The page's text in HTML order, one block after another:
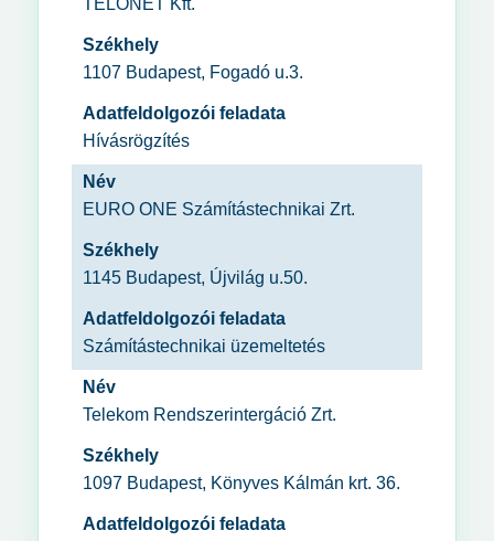
TELONET Kft.
1107 Budapest, Fogadó u.3.
Székhely
Hívásrögzítés
Adatfeldolgozói feladata
EURO ONE Számítástechnikai Zrt.
Név
1145 Budapest, Újvilág u.50.
Székhely
Számítástechnikai üzemeltetés
Adatfeldolgozói feladata
Telekom Rendszerintergáció Zrt.
Név
1097 Budapest, Könyves Kálmán krt. 36.
Székhely
Adatfeldolgozói feladata